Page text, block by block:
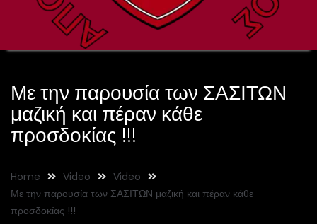
Με την παρουσία των ΣΑΣΙΤΩΝ
μαζική και πέραν κάθε
προσδοκίας !!!
Home Video
Video
Με την παρουσία των ΣΑΣΙΤΩΝ μαζική και πέραν κάθε
προσδοκίας !!!